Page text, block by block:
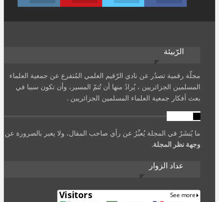
الرّبيئة
مجلّة رقمية تصدُر عن نادي الرّقيم العلمي المُتفرع عن جمعية العلماء
المسلمين الجزائريين ، يُرادُ منها أن تُتمّ المسير، وأن تكون سببا في
بعث أفكار جمعية العلماء المسلمين الجزائريين .
ما يُنشَرُ في المجلة يُعبِّرُ عن رأي صاحب المقال، ولا يعبر بالضرورة عن
وجهة نظر المجلة.
عداد الزوار